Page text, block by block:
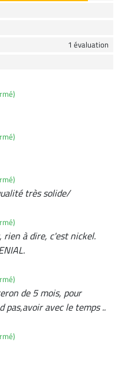
1 évaluation
très solide/
rien à dire, c'est nickel.
de 5 mois, pour
avec le temps ..